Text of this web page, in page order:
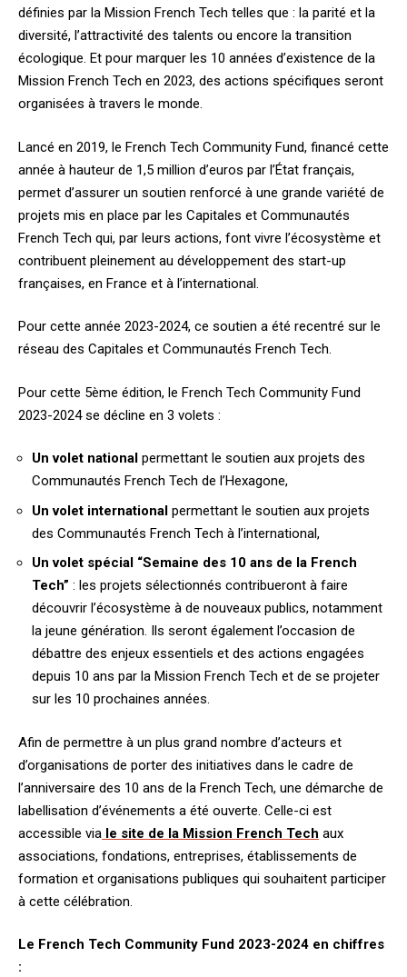
définies par la Mission French Tech telles que : la parité et la
diversité, l’attractivité des talents ou encore la transition
écologique. Et pour marquer les 10 années d’existence de la
Mission French Tech en 2023, des actions spécifiques seront
organisées à travers le monde.
Lancé en 2019, le French Tech Community Fund, financé cette
année à hauteur de 1,5 million d’euros par l’État français,
permet d’assurer un soutien renforcé à une grande variété de
projets mis en place par les Capitales et Communautés
French Tech qui, par leurs actions, font vivre l’écosystème et
contribuent pleinement au développement des start-up
françaises, en France et à l’international.
Pour cette année 2023-2024, ce soutien a été recentré sur le
réseau des Capitales et Communautés French Tech.
Pour cette 5ème édition, le French Tech Community Fund
2023-2024 se décline en 3 volets :
Un volet national permettant le soutien aux projets des
Communautés French Tech de l’Hexagone,
Un volet international permettant le soutien aux projets
des Communautés French Tech à l’international,
Un volet spécial “Semaine des 10 ans de la French
Tech” : les projets sélectionnés contribueront à faire
découvrir l’écosystème à de nouveaux publics, notamment
la jeune génération. Ils seront également l’occasion de
débattre des enjeux essentiels et des actions engagées
depuis 10 ans par la Mission French Tech et de se projeter
sur les 10 prochaines années.
Afin de permettre à un plus grand nombre d’acteurs et
d’organisations de porter des initiatives dans le cadre de
l’anniversaire des 10 ans de la French Tech, une démarche de
labellisation d’événements a été ouverte. Celle-ci est
accessible via le site de la Mission French Tech aux
associations, fondations, entreprises, établissements de
formation et organisations publiques qui souhaitent participer
à cette célébration.
Le French Tech Community Fund 2023-2024 en chiffres
: